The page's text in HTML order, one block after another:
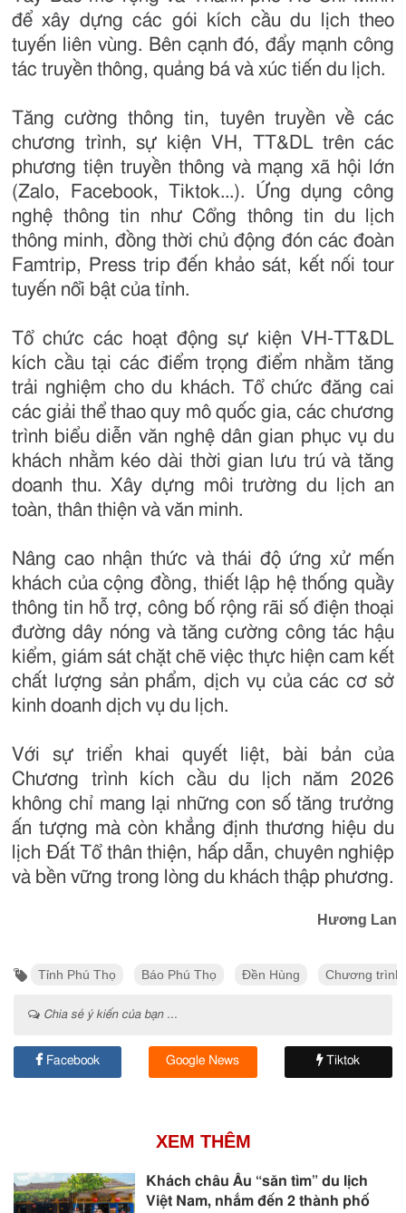
để xây dựng các gói kích cầu du lịch theo
tuyến liên vùng. Bên cạnh đó, đẩy mạnh công
tác truyền thông, quảng bá và xúc tiến du lịch.
Tăng cường thông tin, tuyên truyền về các
chương trình, sự kiện VH, TT&DL trên các
phương tiện truyền thông và mạng xã hội lớn
(Zalo, Facebook, Tiktok...). Ứng dụng công
nghệ thông tin như Cổng thông tin du lịch
thông minh, đồng thời chủ động đón các đoàn
Famtrip, Press trip đến khảo sát, kết nối tour
tuyến nổi bật của tỉnh.
Tổ chức các hoạt động sự kiện VH-TT&DL
kích cầu tại các điểm trọng điểm nhằm tăng
trải nghiệm cho du khách. Tổ chức đăng cai
các giải thể thao quy mô quốc gia, các chương
trình biểu diễn văn nghệ dân gian phục vụ du
khách nhằm kéo dài thời gian lưu trú và tăng
doanh thu. Xây dựng môi trường du lịch an
toàn, thân thiện và văn minh.
Nâng cao nhận thức và thái độ ứng xử mến
khách của cộng đồng, thiết lập hệ thống quầy
thông tin hỗ trợ, công bố rộng rãi số điện thoại
đường dây nóng và tăng cường công tác hậu
kiểm, giám sát chặt chẽ việc thực hiện cam kết
chất lượng sản phẩm, dịch vụ của các cơ sở
kinh doanh dịch vụ du lịch.
Với sự triển khai quyết liệt, bài bản của
Chương trình kích cầu du lịch năm 2026
không chỉ mang lại những con số tăng trưởng
ấn tượng mà còn khẳng định thương hiệu du
lịch Đất Tổ thân thiện, hấp dẫn, chuyên nghiệp
và bền vững trong lòng du khách thập phương.
Hương Lan
Tỉnh Phú Thọ Báo Phú Thọ Đền Hùng Chương trình
Chia sẻ ý kiến của bạn ...
Facebook Google News Tiktok
XEM THÊM
Khách châu Âu “săn tìm” du lịch
Việt Nam, nhắm đến 2 thành phố